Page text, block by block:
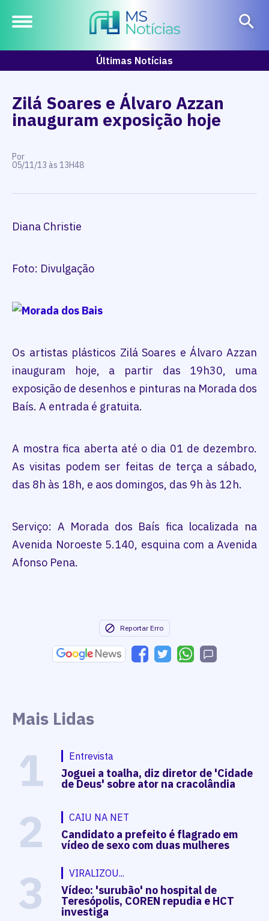
Últimas Notícias
Zilá Soares e Álvaro Azzan
inauguram exposição hoje
Por
05/11/13 às 13H48
Diana Christie
Foto: Divulgação
Os artistas plásticos Zilá Soares e Álvaro Azzan
inauguram hoje, a partir das 19h30, uma
exposição de desenhos e pinturas na Morada dos
Baís. A entrada é gratuita.
A mostra fica aberta até o dia 01 de dezembro.
As visitas podem ser feitas de terça a sábado,
das 8h às 18h, e aos domingos, das 9h às 12h.
Serviço: A Morada dos Baís fica localizada na
Avenida Noroeste 5.140, esquina com a Avenida
Afonso Pena.
Reportar Erro
Mais Lidas
1 Entrevista
Joguei a toalha, diz diretor de 'Cidade
de Deus' sobre ator na cracolândia
2 CAIU NA NET
Candidato a prefeito é flagrado em
vídeo de sexo com duas mulheres
3 VIRALIZOU...
Vídeo: 'surubão' no hospital de
Teresópolis, COREN repudia e HCT
investiga